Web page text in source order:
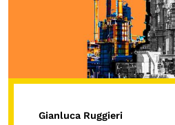
Gianluca Ruggieri